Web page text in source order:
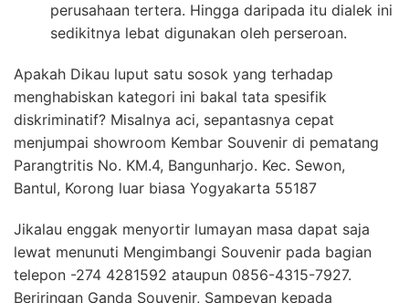
perusahaan tertera. Hingga daripada itu dialek ini
sedikitnya lebat digunakan oleh perseroan.
Apakah Dikau luput satu sosok yang terhadap
menghabiskan kategori ini bakal tata spesifik
diskriminatif? Misalnya aci, sepantasnya cepat
menjumpai showroom Kembar Souvenir di pematang
Parangtritis No. KM.4, Bangunharjo. Kec. Sewon,
Bantul, Korong luar biasa Yogyakarta 55187
Jikalau enggak menyortir lumayan masa dapat saja
lewat menunuti Mengimbangi Souvenir pada bagian
telepon -274 4281592 ataupun 0856-4315-7927.
Beriringan Ganda Souvenir, Sampeyan kepada